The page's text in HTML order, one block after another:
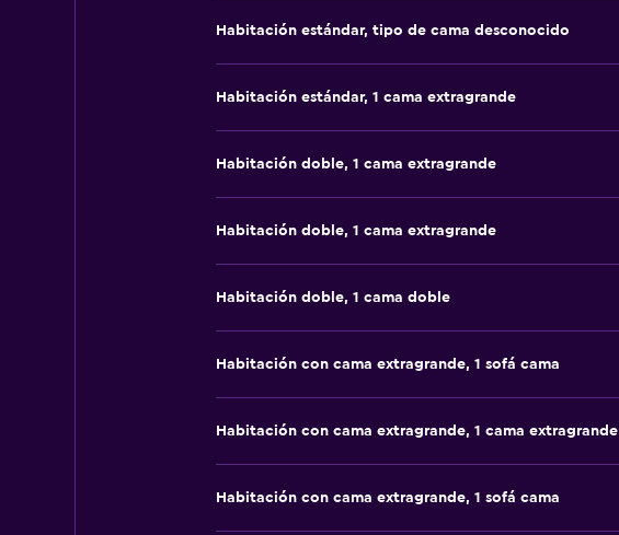
Habitación estándar, tipo de cama desconocido
Habitación estándar, 1 cama extragrande
Habitación doble, 1 cama extragrande
Habitación doble, 1 cama extragrande
Habitación doble, 1 cama doble
Habitación con cama extragrande, 1 sofá cama
Habitación con cama extragrande, 1 cama extragrande
Habitación con cama extragrande, 1 sofá cama